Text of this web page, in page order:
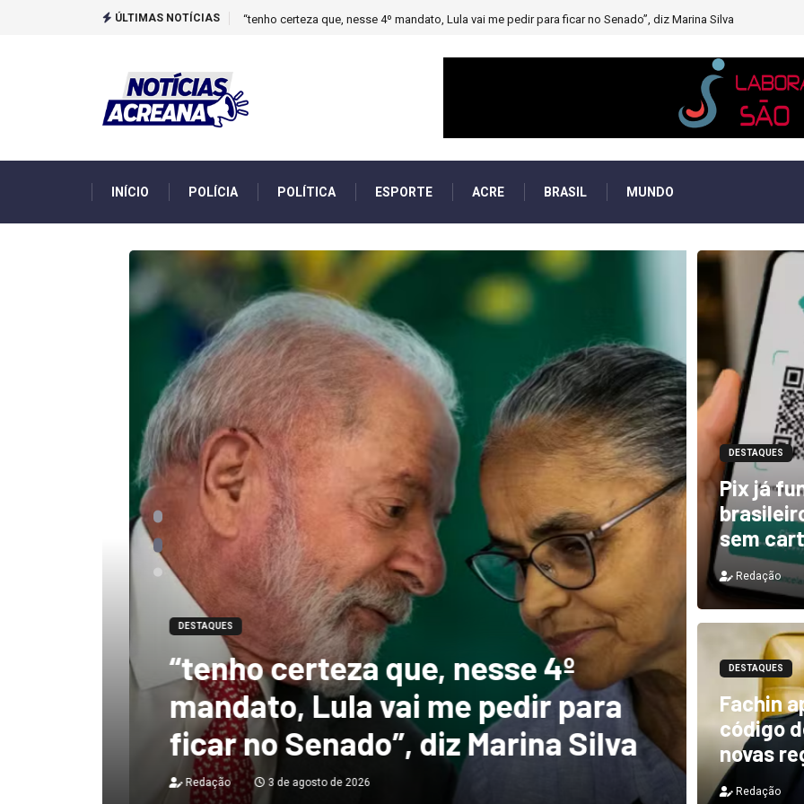
ÚLTIMAS NOTÍCIAS Novo boletim indica El Niño ‘muito forte’ diminuindo chuvas e provocando secas de rios
INÍCIO POLÍCIA POLÍTICA ESPORTE ACRE BRASIL MUNDO
DESTAQUES
“tenho certeza que, nesse 4º
mandato, Lula vai me pedir para
ficar no Senado”, diz Marina Silva
Redação 3 de agosto de 2026
DESTAQUES
DESTAQUES
Pix já
sem
Redação
DESTAQUES
Fachin
código
novas
Redação